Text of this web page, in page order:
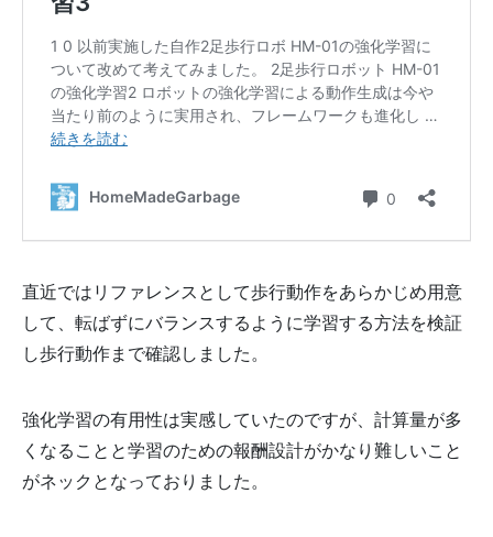
直近ではリファレンスとして歩行動作をあらかじめ用意
して、転ばずにバランスするように学習する方法を検証
し歩行動作まで確認しました。
強化学習の有用性は実感していたのですが、計算量が多
くなることと学習のための報酬設計がかなり難しいこと
がネックとなっておりました。